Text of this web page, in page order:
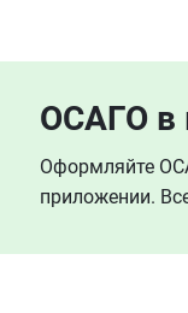
ОСАГО в
Оформляйте
приложении.